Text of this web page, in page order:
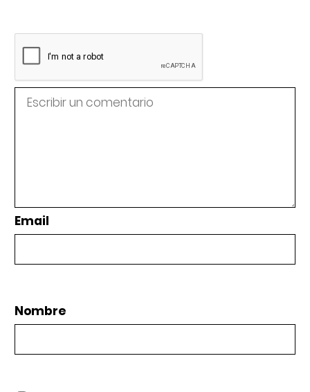
Email
Nombre